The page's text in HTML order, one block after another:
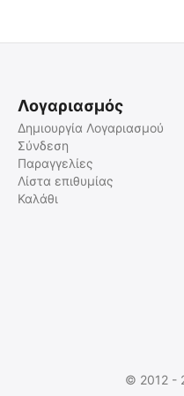
ΙΜΑΝΤΑΣ ΚΕΦΑΛΗΣ ΓΙΑ
ΦΑΚΟΥΣ NITECORE HC60 /
HC65 / HC30 / HC33
9110100792
Λογαριασμός
Δημιουργία Λογαριασμού
Σύνδεση
Παραγγελίες
Λίστα επιθυμίας
Καλάθι
© 2012 -